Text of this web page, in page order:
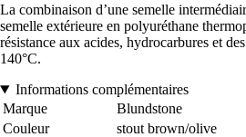
La combinaison d’une semelle
semelle extérieure en polyuréthane
résistance aux acides, hydrocarbures et
140°C.
Informations complémentaires
Marque
Blundstone
Couleur
stout brown/olive